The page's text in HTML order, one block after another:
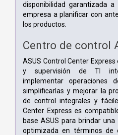
disponibilidad garantizada
empresa a planificar con
los productos.
Centro de control
ASUS Control Center
y supervisión de TI
implementar operaciones
simplificarlas y mejorar la
de control integrales y
Center Express es
base ASUS para brindar
optimizada en términos de